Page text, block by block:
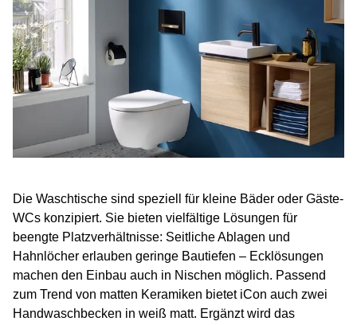
Die Waschtische sind speziell für kleine Bäder oder Gäste-
WCs konzipiert. Sie bieten vielfältige Lösungen für
beengte Platzverhältnisse: Seitliche Ablagen und
Hahnlöcher erlauben geringe Bautiefen – Ecklösungen
machen den Einbau auch in Nischen möglich. Passend
zum Trend von matten Keramiken bietet iCon auch zwei
Handwaschbecken in weiß matt. Ergänzt wird das